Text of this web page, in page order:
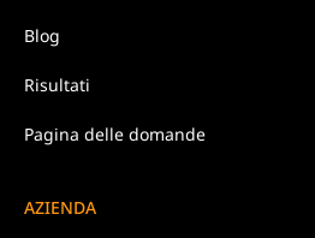
Blog
Risultati
Pagina delle domande
AZIENDA